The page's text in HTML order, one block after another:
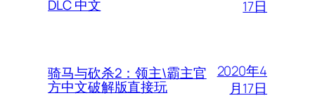
DLC 中文
17日
骑马与砍杀2：领主\霸主官
方中文破解版直接玩
2020年4
月17日